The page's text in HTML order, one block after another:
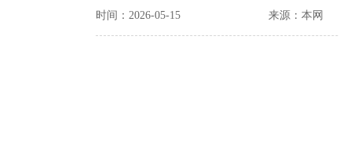
时间：2026-05-15 来源：本网